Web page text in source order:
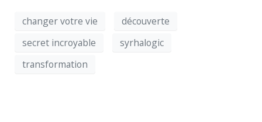
changer votre vie
découverte
secret incroyable
syrhalogic
transformation